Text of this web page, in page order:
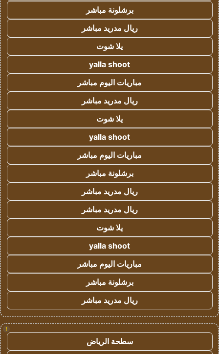
برشلونة مباشر
ريال مدريد مباشر
يلا شوت
yalla shoot
مباريات اليوم مباشر
ريال مدريد مباشر
يلا شوت
yalla shoot
مباريات اليوم مباشر
برشلونة مباشر
ريال مدريد مباشر
ريال مدريد مباشر
يلا شوت
yalla shoot
مباريات اليوم مباشر
برشلونة مباشر
ريال مدريد مباشر
!
سطحة الرياض